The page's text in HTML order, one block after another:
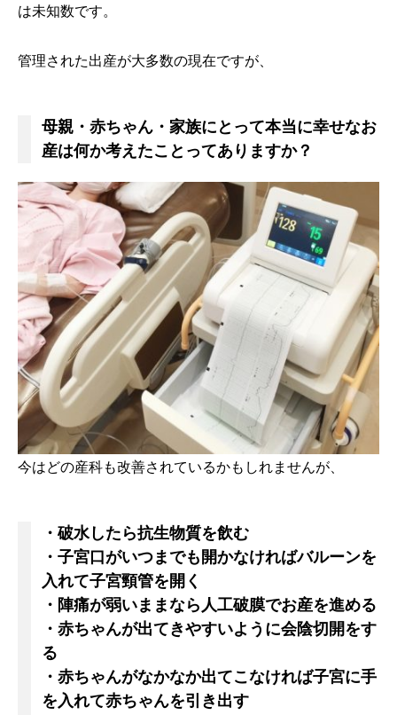
は未知数です。
管理された出産が大多数の現在ですが、
母親・赤ちゃん・家族にとって本当に幸せなお
産は何か考えたことってありますか？
今はどの産科も改善されているかもしれませんが、
・破水したら抗生物質を飲む
・子宮口がいつまでも開かなければバルーンを
入れて子宮頸管を開く
・陣痛が弱いままなら人工破膜でお産を進める
・赤ちゃんが出てきやすいように会陰切開をす
る
・赤ちゃんがなかなか出てこなければ子宮に手
を入れて赤ちゃんを引き出す